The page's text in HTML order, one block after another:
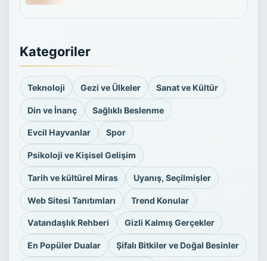
Kategoriler
Teknoloji Gezi ve Ülkeler Sanat ve Kültür
Din ve İnanç Sağlıklı Beslenme
Evcil Hayvanlar Spor
Psikoloji ve Kişisel Gelişim
Tarih ve kültürel Miras Uyanış, Seçilmişler
Web Sitesi Tanıtımları Trend Konular
Vatandaşlık Rehberi Gizli Kalmış Gerçekler
En Popüler Dualar Şifalı Bitkiler ve Doğal Besinler